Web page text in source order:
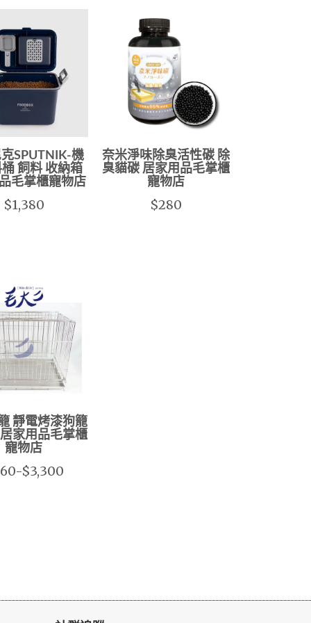
SPUTNIK-機
飼料 收納箱
毛掌櫃寵物店
$1,380
奈米淨味除臭活性碳 除
臭貓碳 居家用品毛掌櫃
寵物店
$280
靜電烤漆狗籠
家用品毛掌櫃
寵物店
$3,300